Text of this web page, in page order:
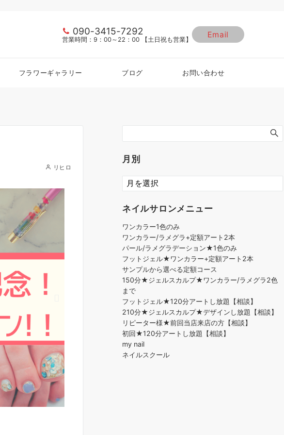
090-3415-7292
営業時間：9：00～22：00 【土日祝も営業】
Email
フラワーギャラリー ブログ お問い合わせ
リヒロ
月別
ネイルサロンメニュー
ワンカラー1色のみ
ワンカラー/ラメグラ+定額アート2本
パール/ラメグラデーション★1色のみ
フットジェル★ワンカラー+定額アート2本
サンプルから選べる定額コース
150分★ジェルスカルプ★ワンカラー/ラメグラ2色
まで
フットジェル★120分アートし放題【相談】
210分★ジェルスカルプ★デザインし放題【相談】
リピーター様★前回当店来店の方【相談】
初回★120分アートし放題【相談】
my nail
ネイルスクール